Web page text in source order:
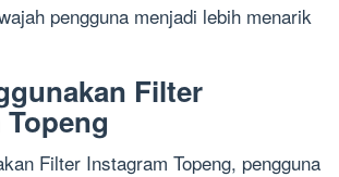
pengguna menjadi lebih menarik
Filter
Filter Instagram Topeng, pengguna